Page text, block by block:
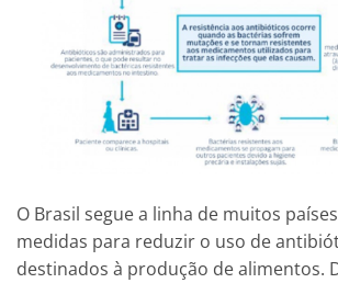
O Brasil segue a linha de muitos
medidas para reduzir o uso de
destinados à produção de alimentos.